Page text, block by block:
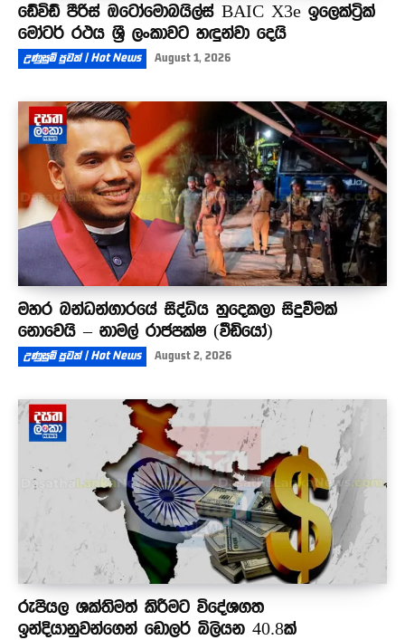
ඩේවිඩ් පීරිස් ඔටෝමොබයිල්ස් BAIC X3e ඉලෙක්ට්‍රික්
මෝටර් රථය ශ්‍රී ලංකාවට හඳුන්වා දෙයි
උණුසුම් පුවත් | Hot News August 1, 2026
මහර බන්ධන්ගාරයේ සිද්ධිය හුදෙකලා සිදුවීමක්
නොවෙයි – නාමල් රාජපක්ෂ (වීඩියෝ)
උණුසුම් පුවත් | Hot News August 2, 2026
රුපියල ශක්තිමත් කිරීමට විදේශගත
ඉන්දියානුවන්ගෙන් ඩොලර් බිලියන 40.8ක්